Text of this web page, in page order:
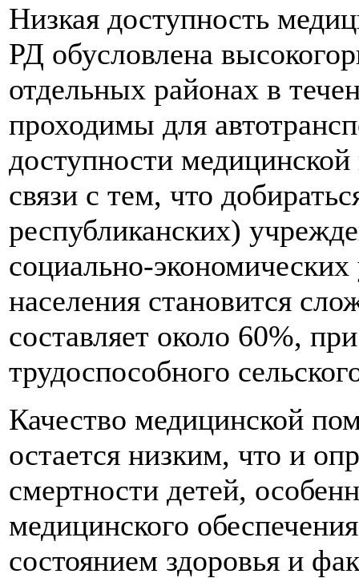
Низкая доступность
РД обусловлена
отдельных районах в
проходимы для
доступности
связи с тем, что
республиканских)
социально-
населения становится
составляет около 60%,
трудоспособного
Качество медицинской
остается низким, что и
смертности детей,
медицинского
состоянием здоровья и